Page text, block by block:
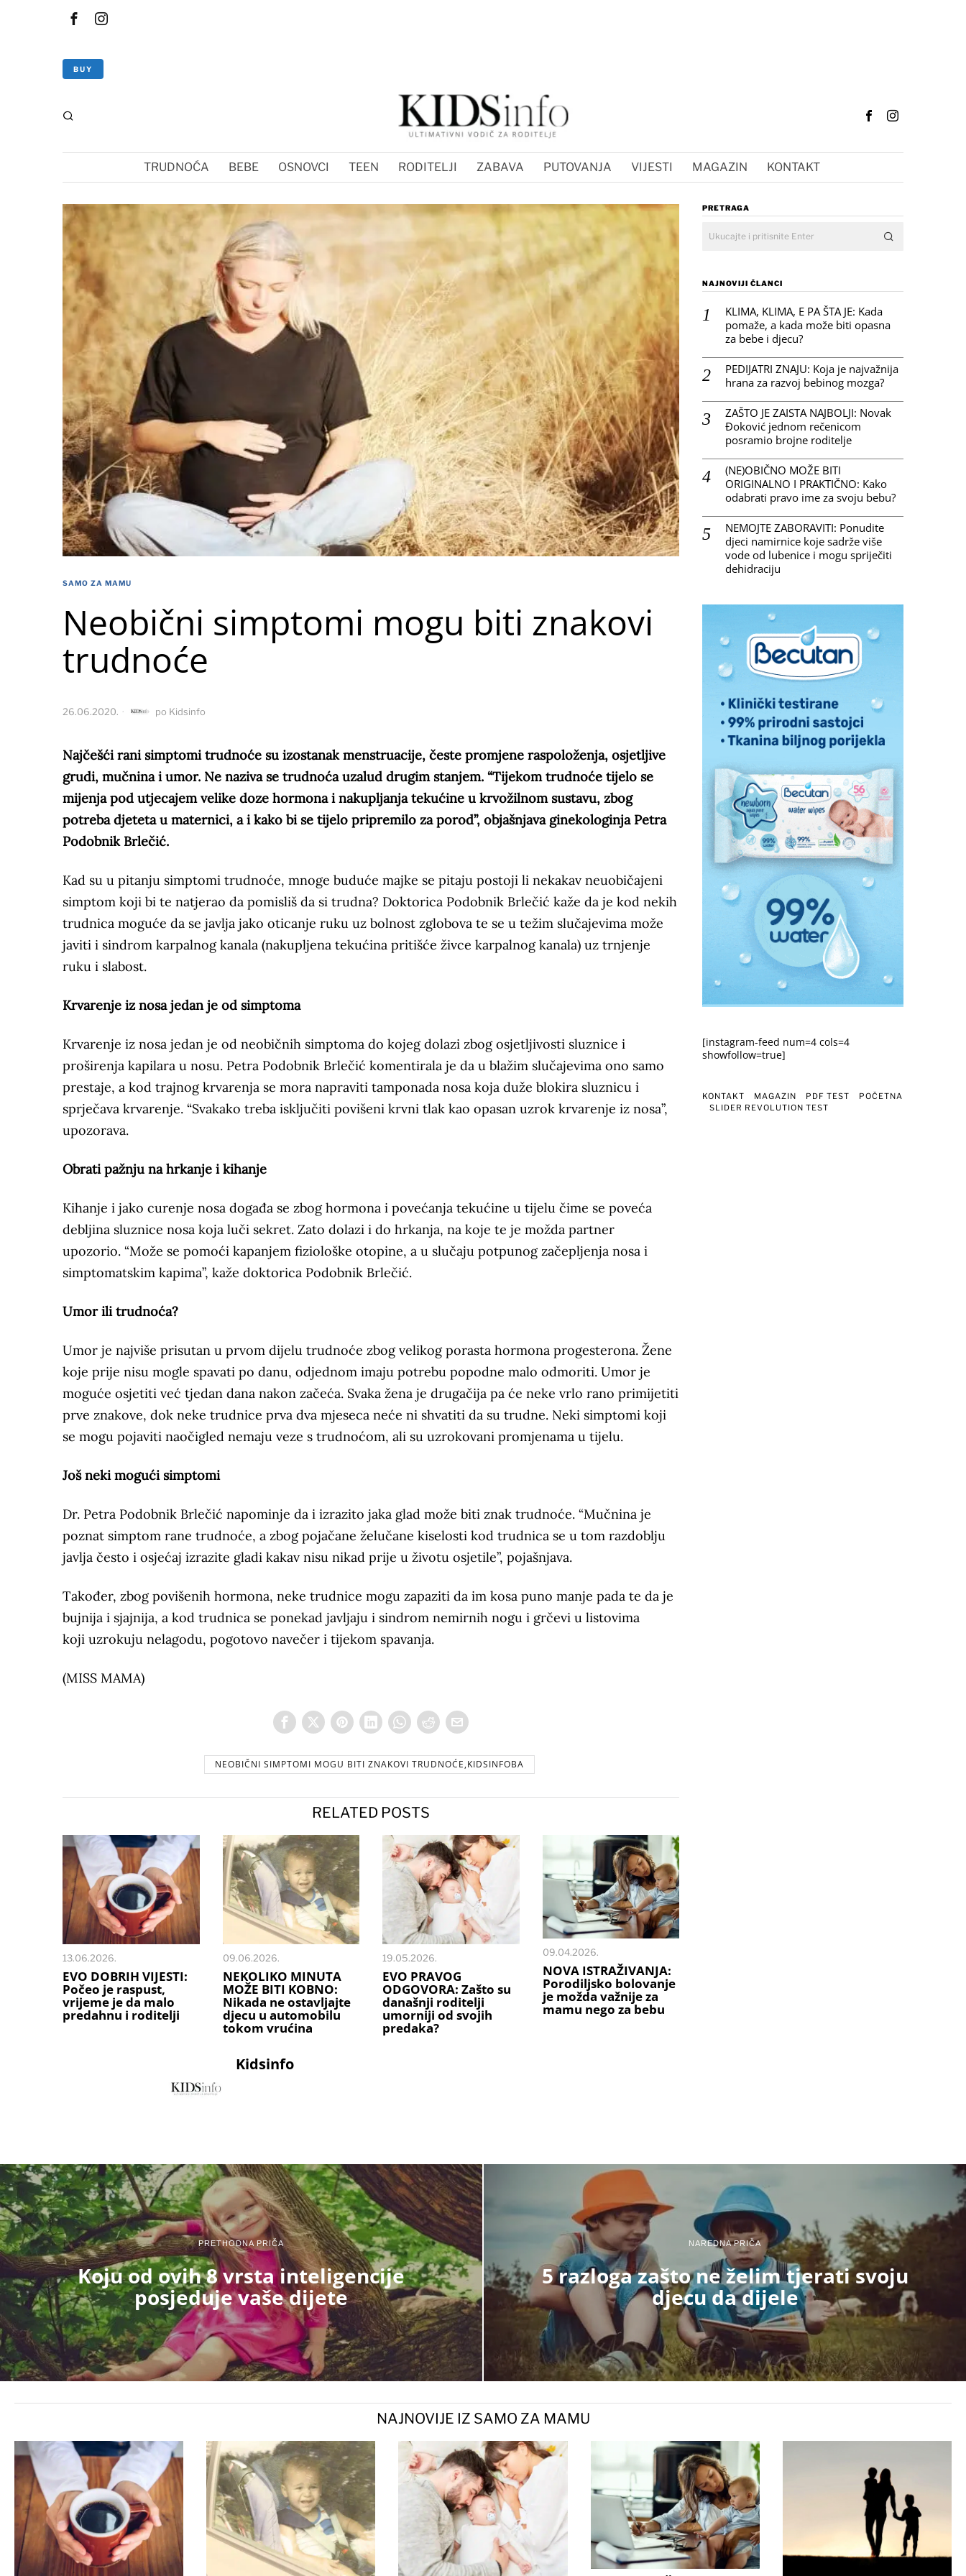
BUY
TRUDNOĆA BEBE OSNOVCI TEEN RODITELJI ZABAVA PUTOVANJA VIJESTI MAGAZIN KONTAKT
SAMO ZA MAMU
Neobični simptomi mogu biti znakovi
trudnoće
26.06.2020. po Kidsinfo
Najčešći rani simptomi trudnoće su izostanak menstruacije, česte promjene raspoloženja, osjetljive
grudi, mučnina i umor. Ne naziva se trudnoća uzalud drugim stanjem. “Tijekom trudnoće tijelo se
mijenja pod utjecajem velike doze hormona i nakupljanja tekućine u krvožilnom sustavu, zbog
potreba djeteta u maternici, a i kako bi se tijelo pripremilo za porod”, objašnjava ginekologinja Petra
Podobnik Brlečić.
Kad su u pitanju simptomi trudnoće, mnoge buduće majke se pitaju postoji li nekakav neuobičajeni
simptom koji bi te natjerao da pomisliš da si trudna? Doktorica Podobnik Brlečić kaže da je kod nekih
trudnica moguće da se javlja jako oticanje ruku uz bolnost zglobova te se u težim slučajevima može
javiti i sindrom karpalnog kanala (nakupljena tekućina pritišće živce karpalnog kanala) uz trnjenje
ruku i slabost.
Krvarenje iz nosa jedan je od simptoma
Krvarenje iz nosa jedan je od neobičnih simptoma do kojeg dolazi zbog osjetljivosti sluznice i
proširenja kapilara u nosu. Petra Podobnik Brlečić komentirala je da u blažim slučajevima ono samo
prestaje, a kod trajnog krvarenja se mora napraviti tamponada nosa koja duže blokira sluznicu i
sprječava krvarenje. “Svakako treba isključiti povišeni krvni tlak kao opasan uzrok krvarenje iz nosa”,
upozorava.
Obrati pažnju na hrkanje i kihanje
Kihanje i jako curenje nosa događa se zbog hormona i povećanja tekućine u tijelu čime se poveća
debljina sluznice nosa koja luči sekret. Zato dolazi i do hrkanja, na koje te je možda partner
upozorio. “Može se pomoći kapanjem fiziološke otopine, a u slučaju potpunog začepljenja nosa i
simptomatskim kapima”, kaže doktorica Podobnik Brlečić.
Umor ili trudnoća?
Umor je najviše prisutan u prvom dijelu trudnoće zbog velikog porasta hormona progesterona. Žene
koje prije nisu mogle spavati po danu, odjednom imaju potrebu popodne malo odmoriti. Umor je
moguće osjetiti već tjedan dana nakon začeća. Svaka žena je drugačija pa će neke vrlo rano primijetiti
prve znakove, dok neke trudnice prva dva mjeseca neće ni shvatiti da su trudne. Neki simptomi koji
se mogu pojaviti naočigled nemaju veze s trudnoćom, ali su uzrokovani promjenama u tijelu.
Još neki mogući simptomi
Dr. Petra Podobnik Brlečić napominje da i izrazito jaka glad može biti znak trudnoće. “Mučnina je
poznat simptom rane trudnoće, a zbog pojačane želučane kiselosti kod trudnica se u tom razdoblju
javlja često i osjećaj izrazite gladi kakav nisu nikad prije u životu osjetile”, pojašnjava.
Također, zbog povišenih hormona, neke trudnice mogu zapaziti da im kosa puno manje pada te da je
bujnija i sjajnija, a kod trudnica se ponekad javljaju i sindrom nemirnih nogu i grčevi u listovima
koji uzrokuju nelagodu, pogotovo navečer i tijekom spavanja.
(MISS MAMA)
NEOBIČNI SIMPTOMI MOGU BITI ZNAKOVI TRUDNOĆE,KIDSINFOBA
RELATED POSTS
13.06.2026.
EVO DOBRIH VIJESTI:
Počeo je raspust,
vrijeme je da malo
predahnu i roditelji
09.06.2026.
NEKOLIKO MINUTA
MOŽE BITI KOBNO:
Nikada ne ostavljajte
djecu u automobilu
tokom vrućina
19.05.2026.
EVO PRAVOG
ODGOVORA: Zašto su
današnji roditelji
umorniji od svojih
predaka?
09.04.2026.
NOVA ISTRAŽIVANJA:
Porodiljsko bolovanje
je možda važnije za
mamu nego za bebu
Kidsinfo
PRETRAGA
NAJNOVIJI ČLANCI
KLIMA, KLIMA, E PA ŠTA JE: Kada
pomaže, a kada može biti opasna
za bebe i djecu?
PEDIJATRI ZNAJU: Koja je najvažnija
hrana za razvoj bebinog mozga?
ZAŠTO JE ZAISTA NAJBOLJI: Novak
Đoković jednom rečenicom
posramio brojne roditelje
(NE)OBIČNO MOŽE BITI
ORIGINALNO I PRAKTIČNO: Kako
odabrati pravo ime za svoju bebu?
NEMOJTE ZABORAVITI: Ponudite
djeci namirnice koje sadrže više
vode od lubenice i mogu spriječiti
dehidraciju
[instagram-feed num=4 cols=4
showfollow=true]
KONTAKT MAGAZIN PDF TEST
POČETNA
SLIDER REVOLUTION TEST
PRETHODNA PRIČA
Koju od ovih 8 vrsta inteligencije
posjeduje vaše dijete
NAREDNA PRIČA
5 razloga zašto ne želim tjerati svoju
djecu da dijele
NAJNOVIJE IZ SAMO ZA MAMU